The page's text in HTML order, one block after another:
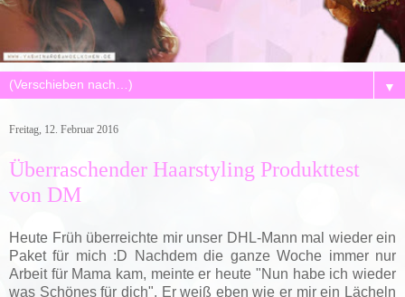
▼
Freitag, 12. Februar 2016
Überraschender Haarstyling Produkttest
von DM
Heute Früh überreichte mir unser DHL-Mann mal wieder ein
Paket für mich :D Nachdem die ganze Woche immer nur
Arbeit für Mama kam, meinte er heute "Nun habe ich wieder
was Schönes für dich". Er weiß eben wie er mir ein Lächeln